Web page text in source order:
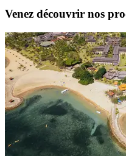
Venez découvrir nos